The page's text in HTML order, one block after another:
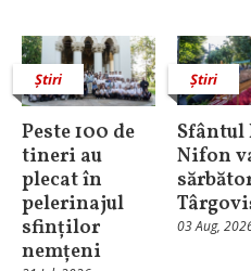
Știri
Peste 100 de
tineri au
plecat în
pelerinajul
sfinților
nemțeni
Știri
Sfântul
Nifon
03 Aug,